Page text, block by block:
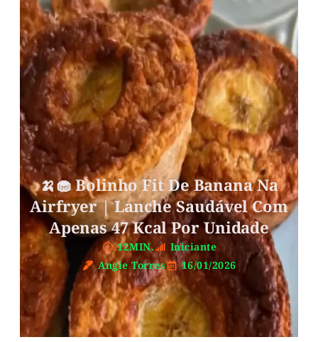
🍌🧁 Bolinho Fit De Banana Na
Airfryer | Lanche Saudável Com
Apenas 47 Kcal Por Unidade
12MIN.
Iniciante
Angie Torres
16/01/2026